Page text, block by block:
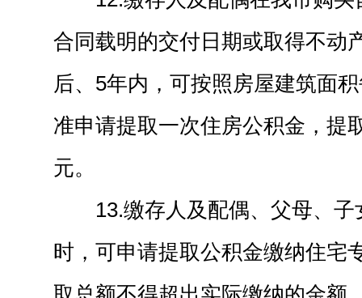
合同载明的交付日期或取得不动
后、5年内，可按照房屋建筑面
准申请提取一次住房公积金，提
元。
13.缴存人及配偶、父母、
时，可申请提取公积金缴纳住宅